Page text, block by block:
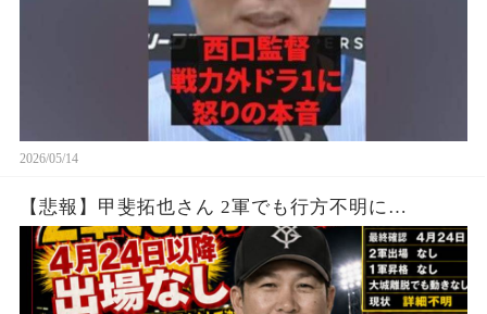
2026/05/14
【悲報】甲斐拓也さん 2軍でも行方不明に…